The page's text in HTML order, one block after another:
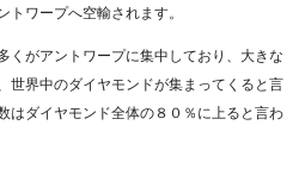
ワープへ空輸されます。
くがアントワープに集中しており、大きな
世界中のダイヤモンドが集まってくると言
はダイヤモンド全体の８０％に上ると言わ